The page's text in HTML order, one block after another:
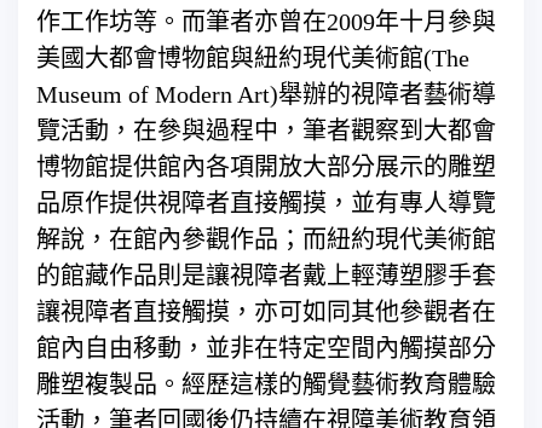
作工作坊等。而筆者亦曾在2009年十月參與
美國大都會博物館與紐約現代美術館(The
Museum of Modern Art)舉辦的視障者藝術導
覽活動，在參與過程中，筆者觀察到大都會
博物館提供館內各項開放大部分展示的雕塑
品原作提供視障者直接觸摸，並有專人導覽
解說，在館內參觀作品；而紐約現代美術館
的館藏作品則是讓視障者戴上輕薄塑膠手套
讓視障者直接觸摸，亦可如同其他參觀者在
館內自由移動，並非在特定空間內觸摸部分
雕塑複製品。經歷這樣的觸覺藝術教育體驗
活動，筆者回國後仍持續在視障美術教育領